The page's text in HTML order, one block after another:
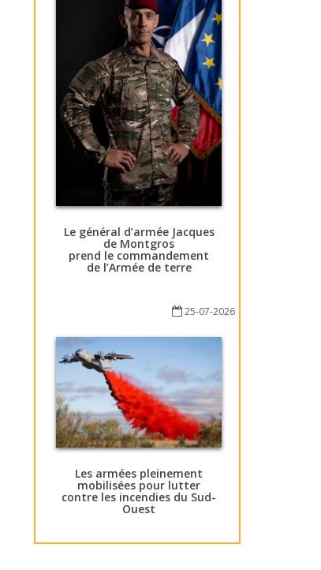
Le général d’armée Jacques
de Montgros
prend le commandement
de l’Armée de terre
25-07-2026
Les armées pleinement
mobilisées pour lutter
contre les incendies du Sud-
Ouest